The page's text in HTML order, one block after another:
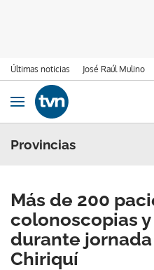
Últimas noticias José Raúl Mulino
Ir al contenido
Obrir navegació
Provincias
Más de 200
colonoscopias
durante
Chiriquí